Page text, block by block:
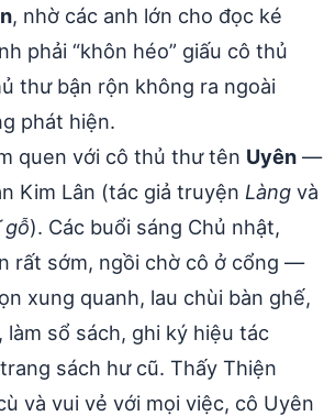
, nhờ các anh lớn cho đọc ké
phải “khôn héo” giấu cô thủ
thư bận rộn không ra ngoài
phát hiện.
quen với cô thủ thư tên Uyên —
Kim Lân (tác giả truyện Làng và
gỗ). Các buổi sáng Chủ nhật,
rất sớm, ngồi chờ cô ở cổng —
xung quanh, lau chùi bàn ghế,
làm sổ sách, ghi ký hiệu tác
sách hư cũ. Thấy Thiện
và vui vẻ với mọi việc, cô Uyên